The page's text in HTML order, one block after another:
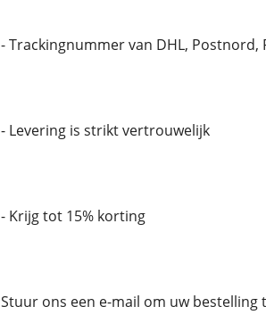
- Trackingnummer van DHL, Postnord,
- Levering is strikt vertrouwelijk
- Krijg tot 15% korting
Stuur ons een e-mail om uw bestelling